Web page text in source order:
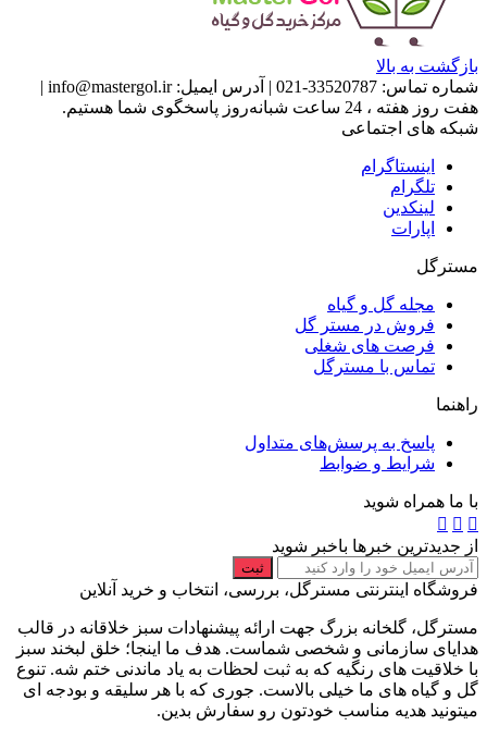
بازگشت به بالا
شماره تماس: 33520787-021
| آدرس ایمیل: info@mastergol.ir
|
هفت روز هفته ، 24 ساعت شبانه‌روز پاسخگوی شما هستیم.
شبکه های اجتماعی
اینستاگرام
تلگرام
لینکدین
اپارات
مسترگل
مجله گل و گیاه
فروش در مستر گل
فرصت های شغلی
تماس با مسترگل
راهنما
پاسخ به پرسش‌های متداول
شرایط و ضوابط
با ما همراه شوید
از جدیدترین خبرها باخبر شوید
ثبت
فروشگاه اینترنتی مسترگل، بررسی، انتخاب و خرید آنلاین
مسترگل، گلخانه بزرگ جهت ارائه پیشنهادات سبز خلاقانه در قالب
هدایای سازمانی و شخصی شماست. هدف ما اینجا؛ خلق لبخند سبز
با خلاقیت های رنگیه که به ثبت لحظات به یاد ماندنی ختم شه. تنوع
گل و گیاه های ما خیلی بالاست. جوری که با هر سلیقه و بودجه ای
میتونید هدیه مناسب خودتون رو سفارش بدین.